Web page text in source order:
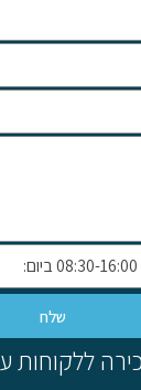
שלח
ללקוחות